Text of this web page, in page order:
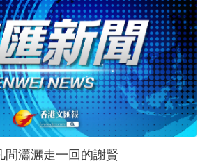
間瀟灑走一回的謝賢